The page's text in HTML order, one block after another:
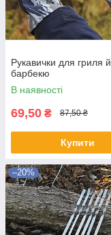
Рукавички для гриля й
барбекю
В наявності
69,50 ₴ 87,50 ₴
Купити
–20%